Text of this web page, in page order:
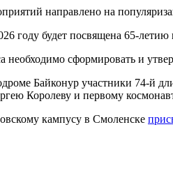
направлено на
году будет посвящена 65-
необходимо сформировать и
Байконур участники 74-й
Королеву и первому
кампусу в Смоленске